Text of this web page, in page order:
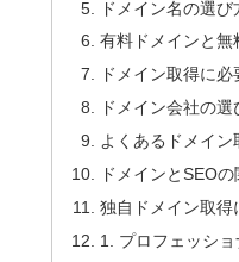
ドメイン名の選び
有料ドメインと無
ドメイン取得に必
ドメイン会社の選
よくあるドメイ
ドメインとSEOの
独自ドメイン取得
1. プロフェッシ